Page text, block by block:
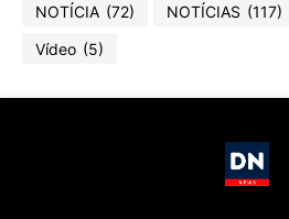
NOTÍCIA (72) NOTÍCIAS (117)
Vídeo (5)